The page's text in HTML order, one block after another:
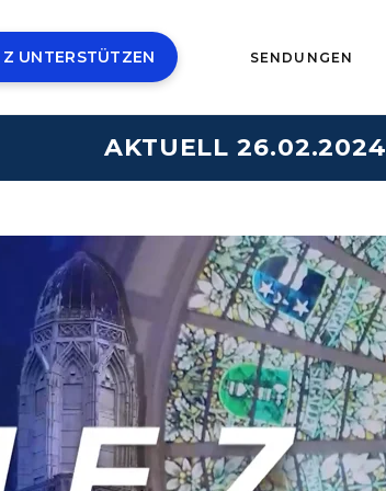
UNTERSTÜTZEN SENDUNGEN
AKTUELL 26.02.2024